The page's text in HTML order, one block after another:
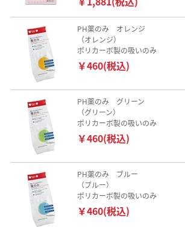
PH薬のみ オレンジ
（オレンジ）
ポリカーボ製の吸いのみ
￥460(税込)
PH薬のみ グリーン
（グリーン）
ポリカーボ製の吸いのみ
￥460(税込)
PH薬のみ ブルー
（ブルー）
ポリカーボ製の吸いのみ
￥460(税込)